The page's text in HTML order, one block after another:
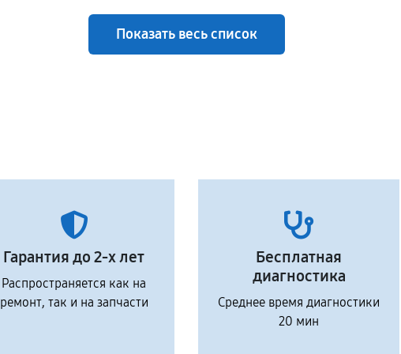
Показать весь список
Гарантия до 2-х лет
Распространяется как на
ремонт, так и на запчасти
Бесплатная
диагностика
Среднее время диагностики
20 мин